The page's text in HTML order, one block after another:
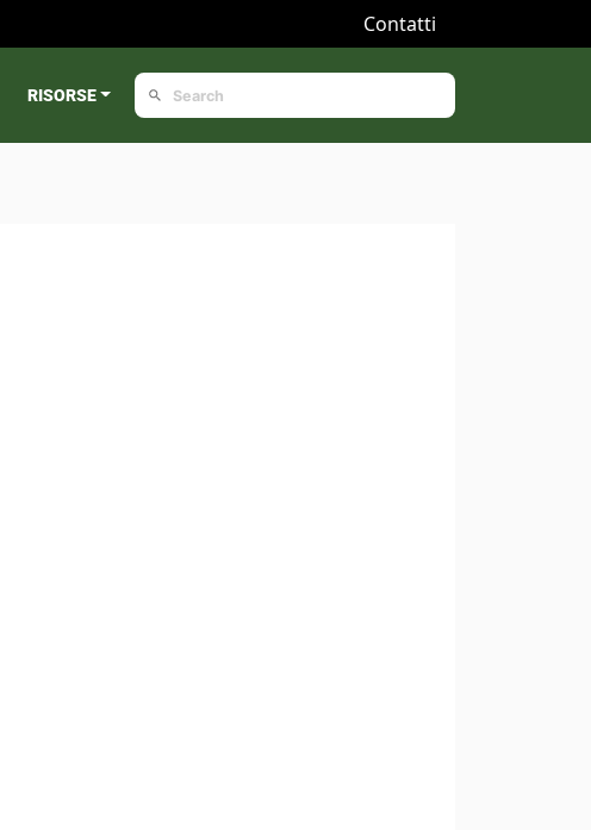
Contatti
RISORSE